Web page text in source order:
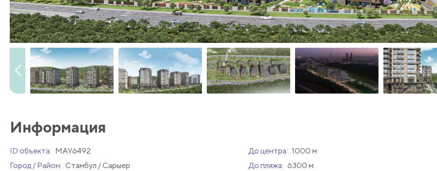
Информация
ID объекта: MAY6492 До центра: 1000 м
Город / Район: Стамбул / Сарыер До пляжа: 6300 м